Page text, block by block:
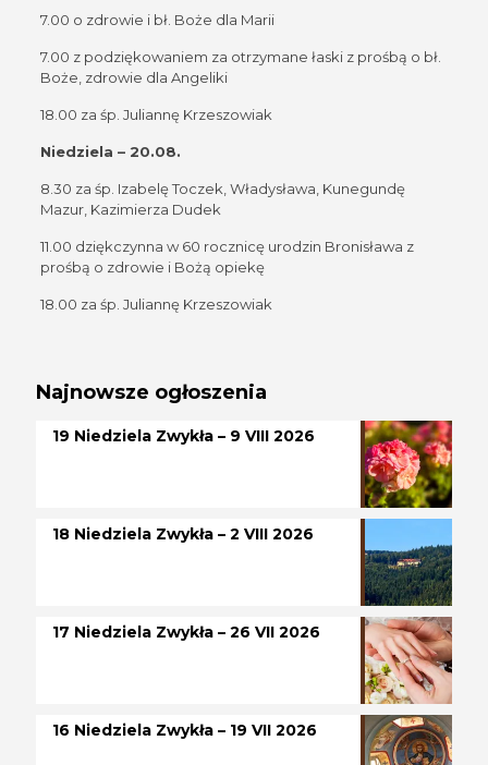
7.00 o zdrowie i bł. Boże dla Marii
7.00 z podziękowaniem za otrzymane łaski z prośbą o bł.
Boże, zdrowie dla Angeliki
18.00 za śp. Juliannę Krzeszowiak
Niedziela – 20.08.
8.30 za śp. Izabelę Toczek, Władysława, Kunegundę
Mazur, Kazimierza Dudek
11.00 dziękczynna w 60 rocznicę urodzin Bronisława z
prośbą o zdrowie i Bożą opiekę
18.00 za śp. Juliannę Krzeszowiak
Najnowsze ogłoszenia
19 Niedziela Zwykła – 9 VIII 2026
18 Niedziela Zwykła – 2 VIII 2026
17 Niedziela Zwykła – 26 VII 2026
16 Niedziela Zwykła – 19 VII 2026